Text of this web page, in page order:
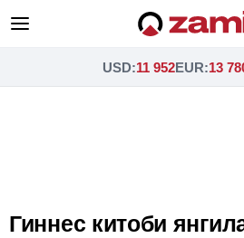
USD:11 952EUR:13
Гиннес китоби